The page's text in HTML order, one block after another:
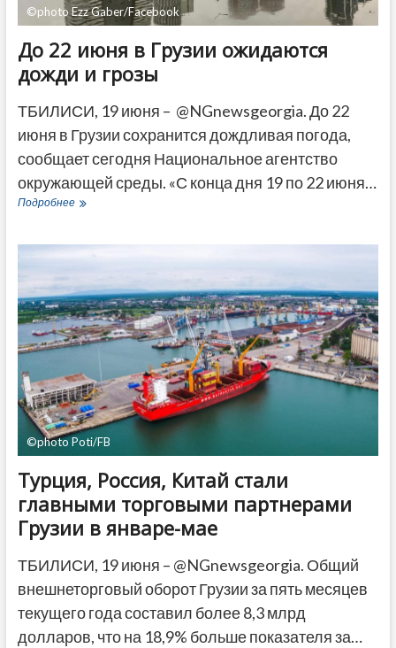
©photo Ezz Gaber/Facebook
До 22 июня в Грузии ожидаются
дожди и грозы
ТБИЛИСИ, 19 июня – @NGnewsgeorgia. До 22
июня в Грузии сохранится дождливая погода,
сообщает сегодня Национальное агентство
окружающей среды. «С конца дня 19 по 22 июня…
ПодробнееДо
в
дожди
и
грозы
©photo Poti/FB
Турция, Россия, Китай стали
главными торговыми партнерами
Грузии в январе-мае
ТБИЛИСИ, 19 июня – @NGnewsgeorgia. Общий
внешнеторговый оборот Грузии за пять месяцев
текущего года составил более 8,3 млрд
долларов, что на 18,9% больше показателя за…